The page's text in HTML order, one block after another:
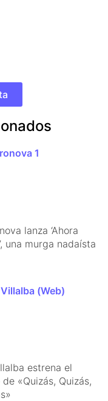
lanza ‘Ahora
una murga nadaísta
estrena el
«Quizás, Quizás,